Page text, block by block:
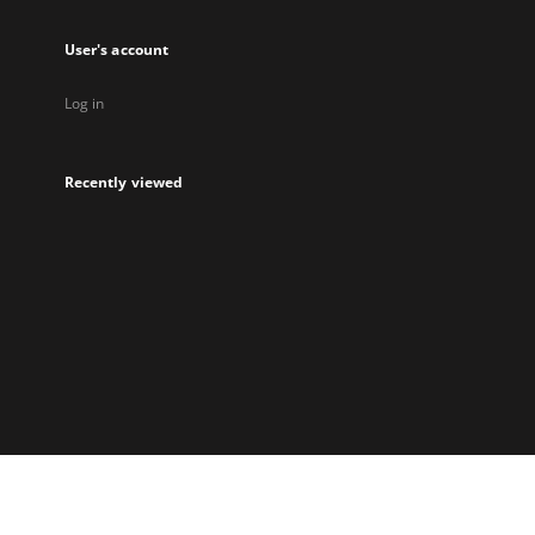
User's account
Log in
Recently viewed